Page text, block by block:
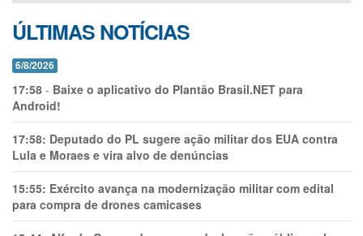
ÚLTIMAS NOTÍCIAS
6/8/2026
17:58 - Baixe o aplicativo do Plantão Brasil.NET para
Android!
17:58: Deputado do PL sugere ação militar dos EUA contra
Lula e Moraes e vira alvo de denúncias
15:55: Exército avança na modernização militar com edital
para compra de drones camicases